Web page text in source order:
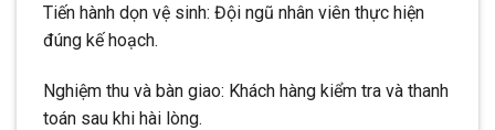
Tiến hành dọn vệ sinh: Đội ngũ nhân viên thực hiện
đúng kế hoạch.
Nghiệm thu và bàn giao: Khách hàng kiểm tra và thanh
toán sau khi hài lòng.